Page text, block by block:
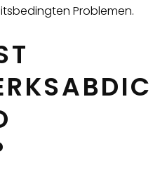
Problemen.